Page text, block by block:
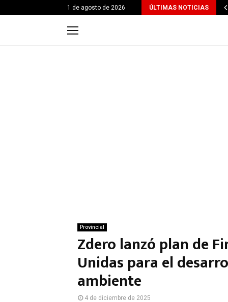
1 de agosto de 2026 ÚLTIMAS NOTICIAS
Provincial
Zdero lanzó plan de
Unidas para el
ambiente
4 de diciembre de 2025